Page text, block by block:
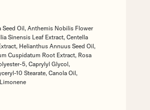
Seed Oil,Anthemis Nobilis Flower
Sinensis Leaf Extract,Centella
Helianthus Annuus Seed Oil,
Cuspidatum Root Extract, Rosa
5, Caprylyl Glycol,
10 Stearate,Canola Oil,
Limonene